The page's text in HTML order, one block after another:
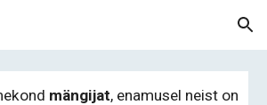
Skip to navigation
mängijat, enamusel neist on